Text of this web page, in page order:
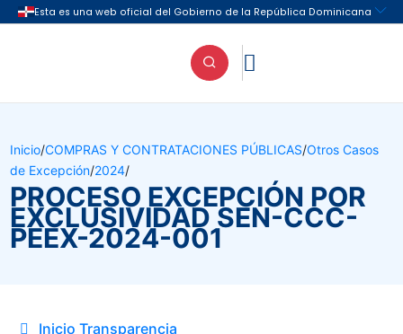

Inicio/COMPRAS Y CONTRATACIONES PÚBLICAS/Otros Casos
de Excepción/2024/
PROCESO EXCEPCIÓN POR
EXCLUSIVIDAD SEN-CCC-
PEEX-2024-001
Inicio Transparencia